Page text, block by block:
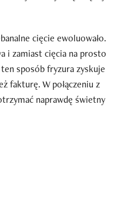
cięcie ewoluowało.
i zamiast cięcia na prosto
sposób fryzura zyskuje
fakturę. W połączeniu z
naprawdę świetny